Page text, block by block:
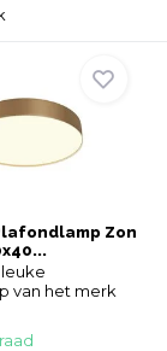
Zon
van het merk